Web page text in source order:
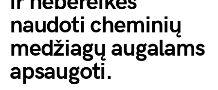
naudoti cheminių
medžiagų augalams
apsaugoti.